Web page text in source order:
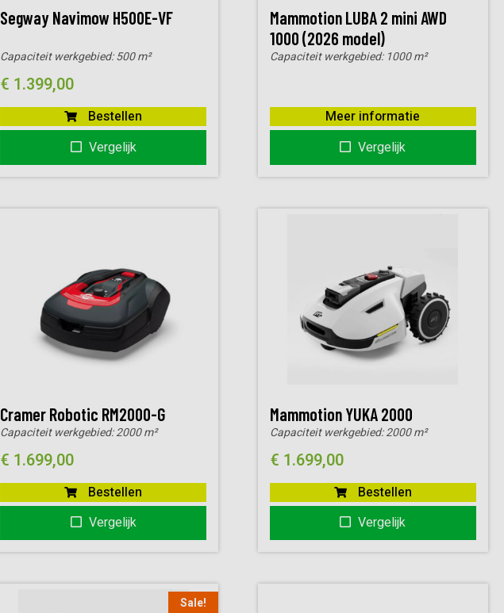
Segway Navimow H500E-VF
Capaciteit werkgebied:500 m²
€ 1.399,00
Bestellen
Vergelijk
Mammotion LUBA 2 mini AWD
1000 (2026 model)
Capaciteit werkgebied: 1000 m²
Meer informatie
Vergelijk
Cramer Robotic RM2000-G
Capaciteit werkgebied:2000 m²
€ 1.699,00
Bestellen
Vergelijk
Mammotion YUKA 2000
Capaciteit werkgebied:2000 m²
€ 1.699,00
Bestellen
Vergelijk
Sale!